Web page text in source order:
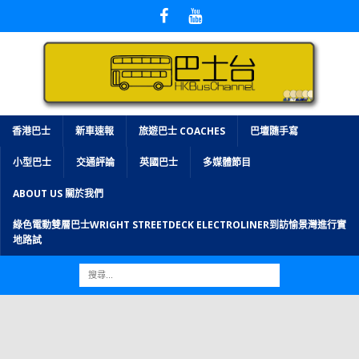
香港巴士 新車速報 旅遊巴士 COACHES 巴壇隨手寫
小型巴士 交通評論 英國巴士 多媒體節目
ABOUT US 關於我們
綠色電動雙層巴士WRIGHT STREETDECK ELECTROLINER到訪愉景灣進行實
地路試